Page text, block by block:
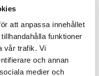
att anpassa innehållet
funktioner
vår trafik. Vi
och annan
medier och